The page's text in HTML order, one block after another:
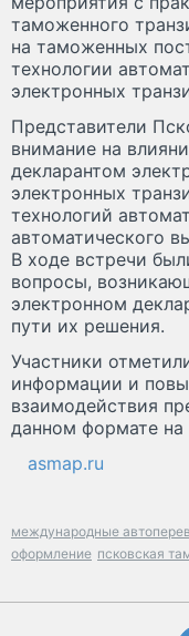
таможенного
на таможенных
технологии
электронных
Представители
внимание на
декларантом
электронных
технологий
автоматического
В ходе встречи
вопросы,
электронном
пути их решения.
Участники
информации и
взаимодействия
данном формате на
asmap.ru
международные
оформление псковская